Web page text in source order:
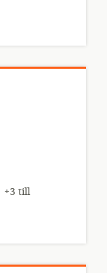
+3 till